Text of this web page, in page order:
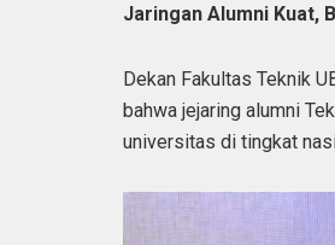
Jaringan Alumni Kuat,
Dekan Fakultas Teknik
bahwa jejaring alumni
universitas di tingkat